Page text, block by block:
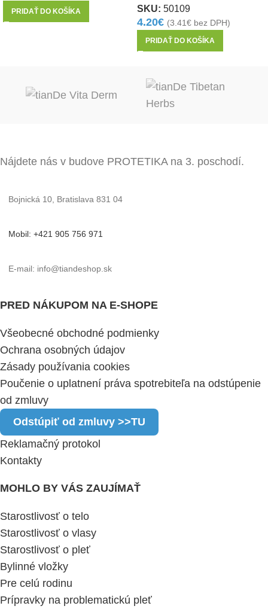
PRIDAŤ DO KOŠÍKA SKU: 50109
4.20€ (3.41€ bez DPH)
PRIDAŤ DO KOŠÍKA
Nájdete nás v budove PROTETIKA na 3. poschodí.
Bojnická 10, Bratislava 831 04
Mobil: +421 905 756 971
E-mail: info@tiandeshop.sk
PRED NÁKUPOM NA E-SHOPE
Všeobecné obchodné podmienky
Ochrana osobných údajov
Zásady používania cookies
Poučenie o uplatnení práva spotrebiteľa na odstúpenie
od zmluvy
Odstúpiť od zmluvy >>TU
Reklamačný protokol
Kontakty
MOHLO BY VÁS ZAUJÍMAŤ
Starostlivosť o telo
Starostlivosť o vlasy
Starostlivosť o pleť
Bylinné vložky
Pre celú rodinu
Prípravky na problematickú pleť